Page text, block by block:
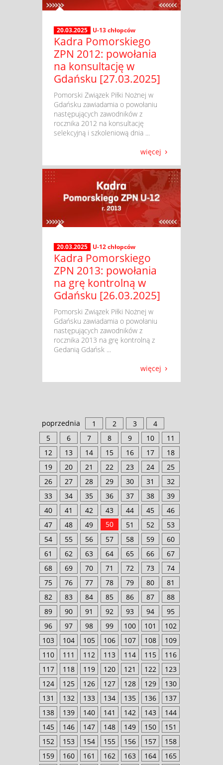
20.03.2025 U-13 chłopców
Kadra Pomorskiego
ZPN 2012: powołania
na konsultację w
Gdańsku [27.03.2025]
​ Pomorski Związek Piłki Nożnej w
Gdańsku zawiadamia o powołaniu
następujących zawodników z
rocznika 2012 na konsultację
selekcyjną i szkoleniową dnia ...
więcej
20.03.2025 U-12 chłopców
Kadra Pomorskiego
ZPN 2013: powołania
na grę kontrolną w
Gdańsku [26.03.2025]
​ Pomorski Związek Piłki Nożnej w
Gdańsku zawiadamia o powołaniu
następujących zawodników z
rocznika 2013 na grę kontrolną z
Gedanią Gdańsk ...
więcej
poprzednia 1 2 3
4
5
6 7 8 9 10
11
12
13 14 15 16 17
18
19
20 21 22 23 24
25
26
27 28 29 30 31
32
33
34 35 36 37 38
39
40
41 42 43 44 45
46
47
48 49 50 51 52
53
54
55 56 57 58 59
60
61
62 63 64 65 66
67
68
69 70 71 72 73
74
75
76 77 78 79 80
81
82
83 84 85 86 87
88
89
90 91 92 93 94
95
96
97 98 99 100 101
102
103
104 105 106 107 108
109
110
111 112 113 114 115
116
117
118 119 120 121 122
123
124
125 126 127 128 129
130
131
132 133 134 135 136
137
138
139 140 141 142 143
144
145
146 147 148 149 150
151
152
153 154 155 156 157
158
159
160 161 162 163 164
165